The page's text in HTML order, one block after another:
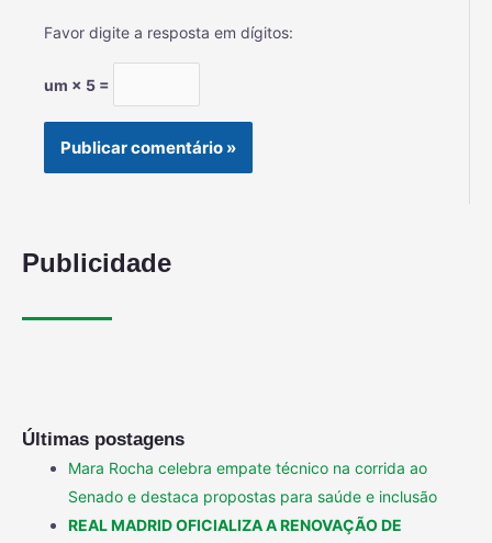
Favor digite a resposta em dígitos:
um × 5 =
Publicidade
Últimas postagens
Mara Rocha celebra empate técnico na corrida ao
Senado e destaca propostas para saúde e inclusão
REAL MADRID OFICIALIZA A RENOVAÇÃO DE